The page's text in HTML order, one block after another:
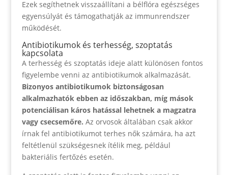
Ezek segíthetnek visszaállítani a bélflóra egészséges
egyensúlyát és támogathatják az immunrendszer
működését.
Antibiotikumok és terhesség, szoptatás
kapcsolata
A terhesség és szoptatás ideje alatt különösen fontos
figyelembe venni az antibiotikumok alkalmazását.
Bizonyos antibiotikumok biztonságosan
alkalmazhatók ebben az időszakban, míg mások
potenciálisan káros hatással lehetnek a magzatra
vagy csecsemőre. Az orvosok általában csak akkor
írnak fel antibiotikumot terhes nők számára, ha azt
feltétlenül szükségesnek ítélik meg, például
bakteriális fertőzés esetén.